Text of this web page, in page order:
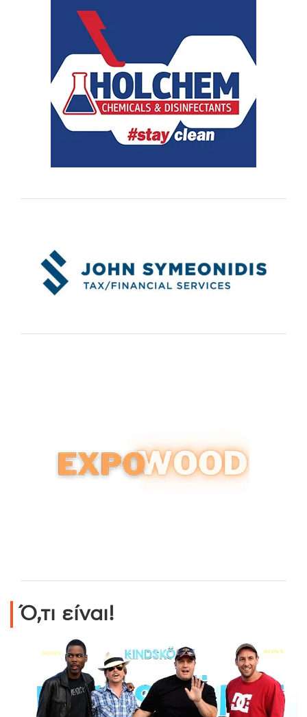
Ό,τι είναι!